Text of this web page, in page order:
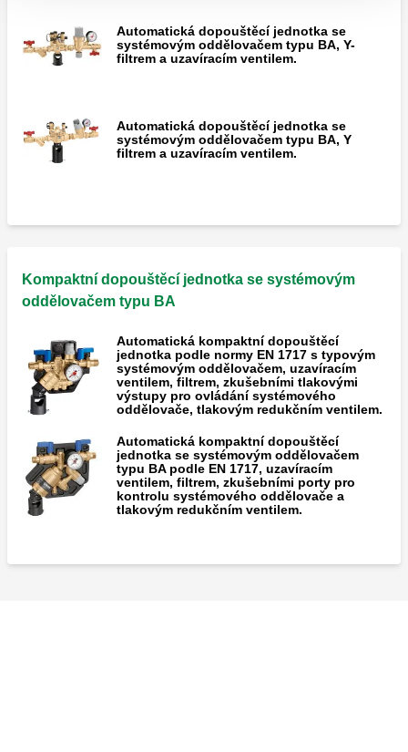
Automatická dopouštěcí jednotka se
systémovým oddělovačem typu BA, Y-
filtrem a uzavíracím ventilem.
Automatická dopouštěcí jednotka se
systémovým oddělovačem typu BA, Y
filtrem a uzavíracím ventilem.
Kompaktní dopouštěcí jednotka se systémovým
oddělovačem typu BA
Automatická kompaktní dopouštěcí
jednotka podle normy EN 1717 s typovým
systémovým oddělovačem, uzavíracím
ventilem, filtrem, zkušebními tlakovými
výstupy pro ovládání systémového
oddělovače, tlakovým redukčním ventilem.
Automatická kompaktní dopouštěcí
jednotka se systémovým oddělovačem
typu BA podle EN 1717, uzavíracím
ventilem, filtrem, zkušebními porty pro
kontrolu systémového oddělovače a
tlakovým redukčním ventilem.